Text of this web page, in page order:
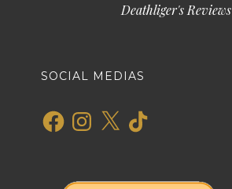
Deathliger's Reviews
SOCIAL MEDIAS
FacebookInstagram
X TikTok